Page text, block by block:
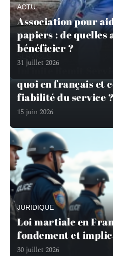
Infinite Remit
quoi en français et
fiabilité du service ?
15 juin 2026
ACTU
Association pour
papiers : de quelles
bénéficier ?
31 juillet 2026
JURIDIQUE
Loi martiale en
fondement et
30 juillet 2026